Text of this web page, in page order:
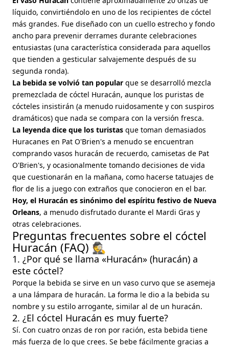
líquido, convirtiéndolo en uno de los recipientes de cóctel
más grandes. Fue diseñado con un cuello estrecho y fondo
ancho para prevenir derrames durante celebraciones
entusiastas (una característica considerada para aquellos
que tienden a gesticular salvajemente después de su
segunda ronda).
La bebida se volvió tan popular que se desarrolló mezcla
premezclada de cóctel Huracán, aunque los puristas de
cócteles insistirán (a menudo ruidosamente y con suspiros
dramáticos) que nada se compara con la versión fresca.
La leyenda dice que los turistas que toman demasiados
Huracanes en Pat O'Brien's a menudo se encuentran
comprando vasos huracán de recuerdo, camisetas de Pat
O'Brien's, y ocasionalmente tomando decisiones de vida
que cuestionarán en la mañana, como hacerse tatuajes de
flor de lis a juego con extraños que conocieron en el bar.
Hoy, el Huracán es sinónimo del espíritu festivo de Nueva
Orleans, a menudo disfrutado durante el Mardi Gras y
otras celebraciones.
Preguntas frecuentes sobre el cóctel
Huracán (FAQ) 🕵️
1. ¿Por qué se llama «Huracán» (huracán) a
este cóctel?
Porque la bebida se sirve en un vaso curvo que se asemeja
a una lámpara de huracán. La forma le dio a la bebida su
nombre y su estilo arrogante, similar al de un huracán.
2. ¿El cóctel Huracán es muy fuerte?
Sí. Con cuatro onzas de ron por ración, esta bebida tiene
más fuerza de lo que crees. Se bebe fácilmente gracias a